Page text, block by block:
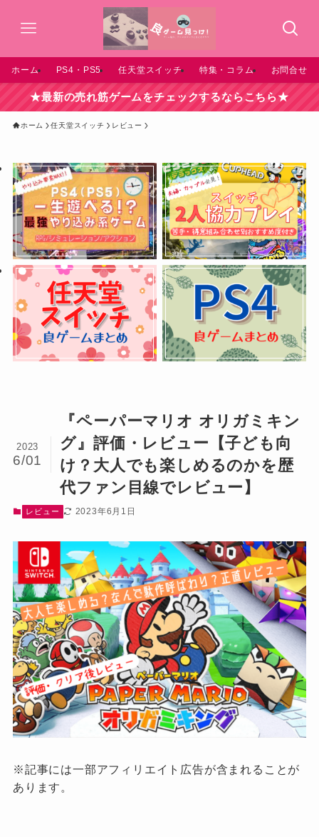
ホーム PS4・PS5 任天堂スイッチ 特集・コラム お問合せ
★最新の売れ筋ゲームをチェックするならこちら★
ホーム 任天堂スイッチ レビュー
『ペーパーマリオ オリガミキン
グ』評価・レビュー【子ども向
け？大人でも楽しめるのかを歴
代ファン目線でレビュー】
2023
6/01
レビュー 2023年6月1日
※記事には一部アフィリエイト広告が含まれることが
あります。